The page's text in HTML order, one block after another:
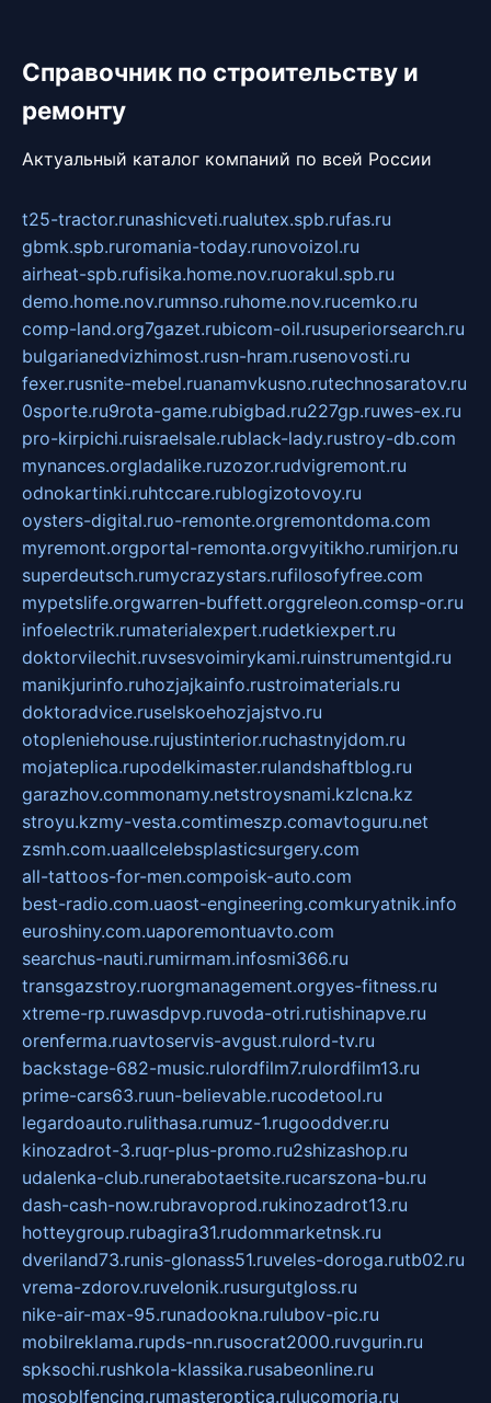
Справочник по строительству и
ремонту
Актуальный каталог компаний по всей России
t25-tractor.runashicveti.rualutex.spb.rufas.ru
gbmk.spb.ruromania-today.runovoizol.ru
airheat-spb.rufisika.home.nov.ruorakul.spb.ru
demo.home.nov.rumnso.ruhome.nov.rucemko.ru
comp-land.org7gazet.rubicom-oil.rusuperiorsearch.ru
bulgarianedvizhimost.rusn-hram.rusenovosti.ru
fexer.rusnite-mebel.ruanamvkusno.rutechnosaratov.ru
0sporte.ru9rota-game.rubigbad.ru227gp.ruwes-ex.ru
pro-kirpichi.ruisraelsale.rublack-lady.rustroy-db.com
mynances.orgladalike.ruzozor.rudvigremont.ru
odnokartinki.ruhtccare.rublogizotovoy.ru
oysters-digital.ruo-remonte.orgremontdoma.com
myremont.orgportal-remonta.orgvyitikho.rumirjon.ru
superdeutsch.rumycrazystars.rufilosofyfree.com
mypetslife.orgwarren-buffett.orggreleon.comsp-or.ru
infoelectrik.rumaterialexpert.rudetkiexpert.ru
doktorvilechit.ruvsesvoimirykami.ruinstrumentgid.ru
manikjurinfo.ruhozjajkainfo.rustroimaterials.ru
doktoradvice.ruselskoehozjajstvo.ru
otopleniehouse.rujustinterior.ruchastnyjdom.ru
mojateplica.rupodelkimaster.rulandshaftblog.ru
garazhov.commonamy.netstroysnami.kzlcna.kz
stroyu.kzmy-vesta.comtimeszp.comavtoguru.net
zsmh.com.uaallcelebsplasticsurgery.com
all-tattoos-for-men.compoisk-auto.com
best-radio.com.uaost-engineering.comkuryatnik.info
euroshiny.com.uaporemontuavto.com
searchus-nauti.rumirmam.infosmi366.ru
transgazstroy.ruorgmanagement.orgyes-fitness.ru
xtreme-rp.ruwasdpvp.ruvoda-otri.rutishinapve.ru
orenferma.ruavtoservis-avgust.rulord-tv.ru
backstage-682-music.rulordfilm7.rulordfilm13.ru
prime-cars63.ruun-believable.rucodetool.ru
legardoauto.rulithasa.rumuz-1.rugooddver.ru
kinozadrot-3.ruqr-plus-promo.ru2shizashop.ru
udalenka-club.runerabotaetsite.rucarszona-bu.ru
dash-cash-now.rubravoprod.rukinozadrot13.ru
hotteygroup.rubagira31.rudommarketnsk.ru
dveriland73.runis-glonass51.ruveles-doroga.rutb02.ru
vrema-zdorov.ruvelonik.rusurgutgloss.ru
nike-air-max-95.runadookna.rulubov-pic.ru
mobilreklama.rupds-nn.rusocrat2000.ruvgurin.ru
spksochi.rushkola-klassika.rusabeonline.ru
mosoblfencing.rumasteroptica.rulucomoria.ru